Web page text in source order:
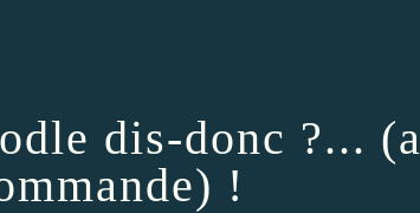
dis-donc ?...
!